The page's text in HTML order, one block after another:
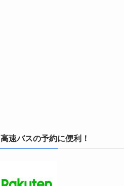
高速バスの予約に便利！